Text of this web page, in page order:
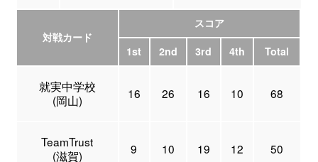
対戦カード
スコア
1st
2nd 3rd 4th Total
就実中学校
(岡山)
16 26 16 10 68
TeamTrust
(滋賀)
9 10 19 12 50